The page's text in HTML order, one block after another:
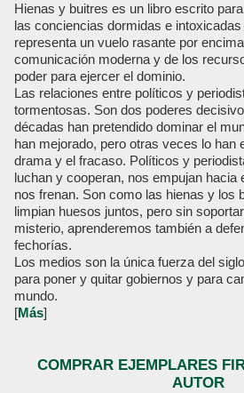
Hienas y buitres es un libro escrito
las conciencias dormidas e
representa un vuelo rasante por
comunicación moderna y de los
poder para ejercer el dominio.
Las relaciones entre políticos y
tormentosas. Son dos poderes
décadas han pretendido dominar el
han mejorado, pero otras veces lo han
drama y el fracaso. Políticos y
luchan y cooperan, nos empujan hacia
nos frenan. Son como las hienas y los
limpian huesos juntos, pero sin
misterio, aprenderemos también a
fechorías.
Los medios son la única fuerza del
para poner y quitar gobiernos y para
mundo.
[Más]
COMPRAR EJEMPLARES
AUTOR